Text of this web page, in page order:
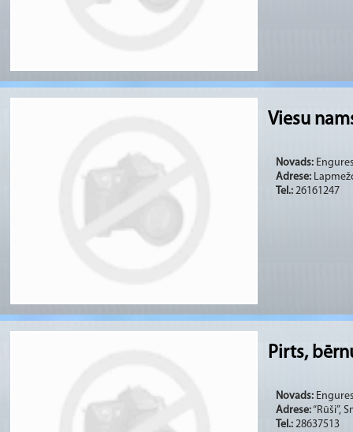
Viesu
Novads:
Adrese:
Tel.: 26161247
Pirts,
Novads:
Adrese:“Rūši”,
Tel.: 28637513